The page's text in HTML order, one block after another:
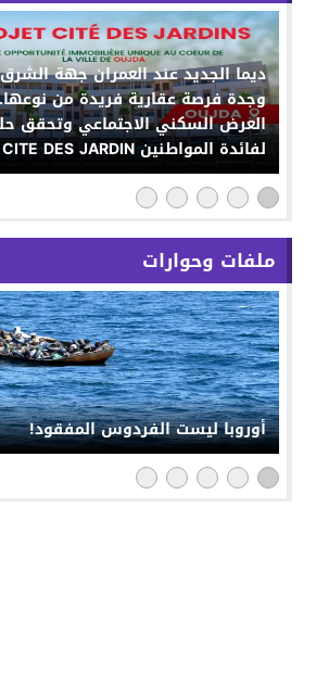
ديما الجديد عند العمران جهة
وجدة فرصة عقارية فريدة من
العرض السكني الاجتماعي وتحقق
لفائدة المواطنين PROJET CITE DES JARDIN
ملفات وحوارات
أوروبا ليست الفردوس المفقود!